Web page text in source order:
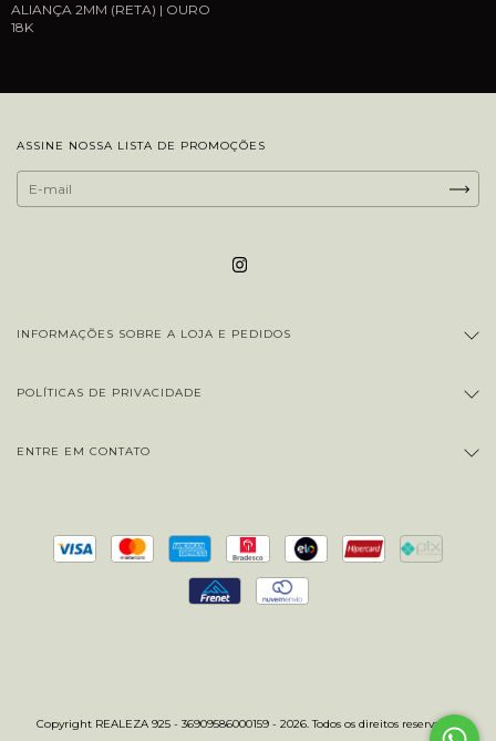
ALIANÇA 2MM (RETA) | OURO
18K
ASSINE NOSSA LISTA DE PROMOÇÕES
INFORMAÇÕES SOBRE A LOJA E PEDIDOS
POLÍTICAS DE PRIVACIDADE
ENTRE EM CONTATO
Copyright REALEZA 925 - 36909586000159 - 2026. Todos os direitos reservados.